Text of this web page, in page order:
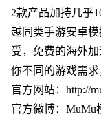
2款产品加持几乎
越同类手游安卓
受，免费的海外
你不同的游戏需求
官方网站：http://
官方微博：MuMu